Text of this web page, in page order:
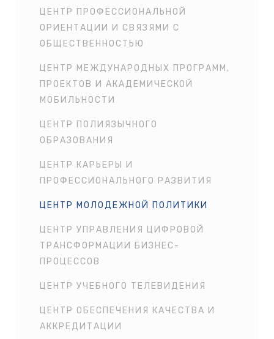
ЦЕНТР ПРОФЕССИОНАЛЬНОЙ
ОРИЕНТАЦИИ И СВЯЗЯМИ С
ОБЩЕСТВЕННОСТЬЮ
ЦЕНТР МЕЖДУНАРОДНЫХ ПРОГРАММ,
ПРОЕКТОВ И АКАДЕМИЧЕСКОЙ
МОБИЛЬНОСТИ
ЦЕНТР ПОЛИЯЗЫЧНОГО
ОБРАЗОВАНИЯ
ЦЕНТР КАРЬЕРЫ И
ПРОФЕССИОНАЛЬНОГО РАЗВИТИЯ
ЦЕНТР МОЛОДЕЖНОЙ ПОЛИТИКИ
ЦЕНТР УПРАВЛЕНИЯ ЦИФРОВОЙ
ТРАНСФОРМАЦИИ БИЗНЕС-
ПРОЦЕССОВ
ЦЕНТР УЧЕБНОГО ТЕЛЕВИДЕНИЯ
ЦЕНТР ОБЕСПЕЧЕНИЯ КАЧЕСТВА И
АККРЕДИТАЦИИ